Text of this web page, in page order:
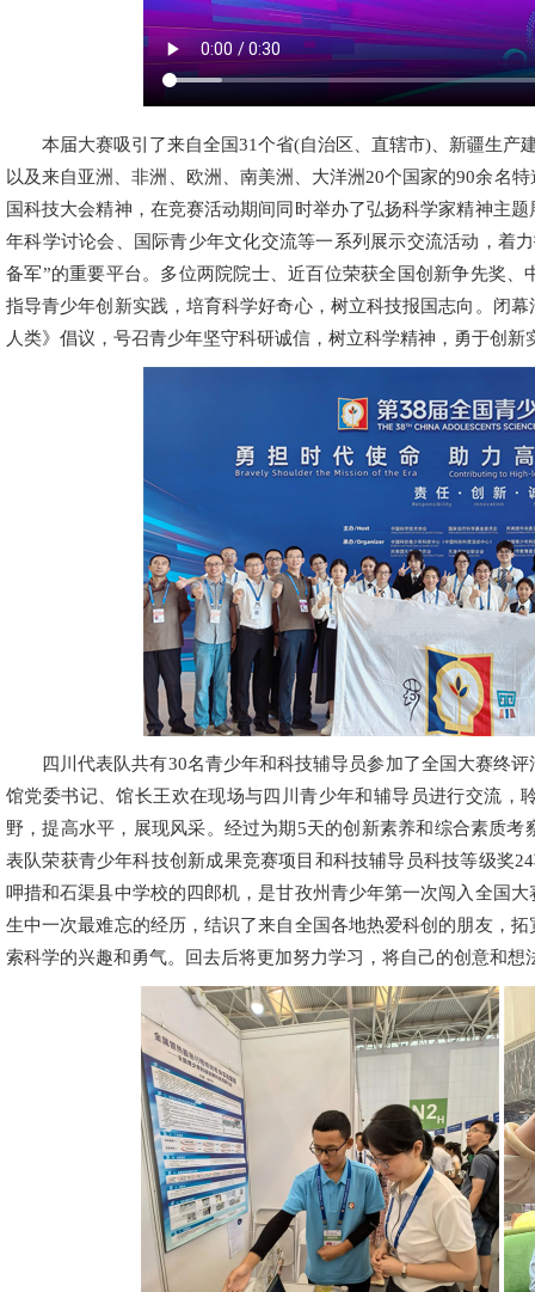
本届大赛吸引了来自全国31个省(自治区、直辖市)、新疆生产
以及来自亚洲、非洲、欧洲、南美洲、大洋洲20个国家的90余名
国科技大会精神，在竞赛活动期间同时举办了弘扬科学家精神主
年科学讨论会、国际青少年文化交流等一系列展示交流活动，着
备军”的重要平台。多位两院院士、近百位荣获全国创新争先奖
指导青少年创新实践，培育科学好奇心，树立科技报国志向。闭
人类》倡议，号召青少年坚守科研诚信，树立科学精神，勇于创
四川代表队共有30名青少年和科技辅导员参加了全国大赛终
馆党委书记、馆长王欢在现场与四川青少年和辅导员进行交流，
野，提高水平，展现风采。经过为期5天的创新素养和综合素质
表队荣获青少年科技创新成果竞赛项目和科技辅导员科技等级奖
呷措和石渠县中学校的四郎机，是甘孜州青少年第一次闯入全国
生中一次最难忘的经历，结识了来自全国各地热爱科创的朋友，
索科学的兴趣和勇气。回去后将更加努力学习，将自己的创意和想